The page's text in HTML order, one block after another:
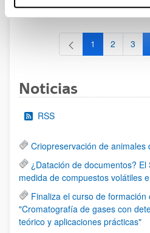
Página
1 Página
2 3
Noticias
RSS
Criopreservación de animales
¿Datación de documentos? El
medida de compuestos volátiles
Finaliza el curso de
"Cromatografía de gases con
teórico y aplicaciones prácticas"